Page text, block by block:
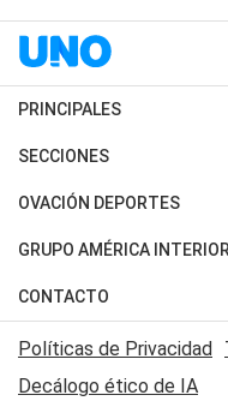
PRINCIPALES
Últimas Noticias
Política
Judiciales
Economia
SECCIONES
Horóscopo
Motores
Trucos caseros
Series y Películas
Edictos y Solicitadas
OVACIÓN DEPORTES
Fútbol
Mundial
Automovilismo
Rugby
GRUPO AMÉRICA INTERIOR
Canal 7 en Vivo
CONTACTO
Acerca de Nosotros
Contactanos
Políticas de Privacidad
Decálogo ético de IA